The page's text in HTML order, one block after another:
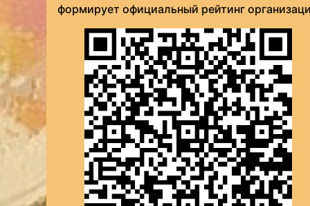
формирует официальный рейтинг